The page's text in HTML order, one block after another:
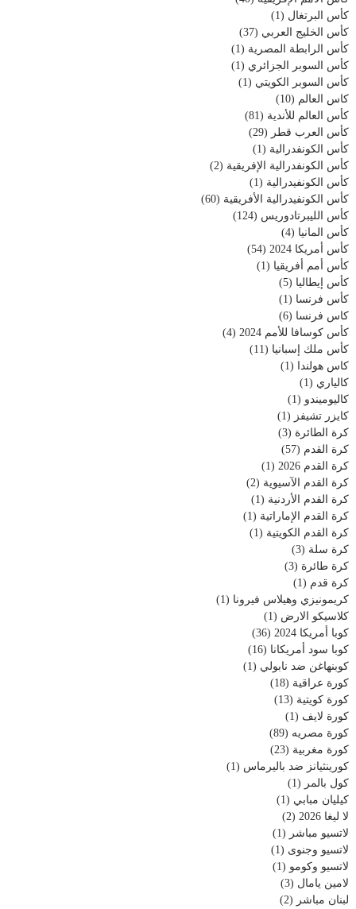
كأس البرتغال (1)
كأس الخليج العربي (37)
كأس الرابطة المصرية (1)
كأس السوبر الجزائري (1)
كأس السوبر الكويتي (1)
كاس العالم (10)
كأس العالم للأندية (81)
كأس العرب قطر (29)
كأس الكونفدرالية (1)
كأس الكونفدرالية الإفريقية (2)
كأس الكونفيدرالية (1)
كأس الكونفيدرالية الأفريقية (60)
كأس الليبرتادوريس (124)
كأس المانيا (4)
كأس أمريكا 2024
(54)
كأس أمم أفريقيا (1)
كأس إيطاليا (5)
كأس فرنسا (1)
كاس فرنسا (6)
كأس كوسافا للأمم 2024
(4)
كأس ملك إسبانيا (11)
كاس هولندا (1)
كالياري (1)
كاليوميندو (1)
كايزر تشيفز (1)
كرة الطائرة (3)
كرة القدم (57)
كرة القدم 2026
(1)
كرة القدم الآسيوية (2)
كرة القدم الأردنية (1)
كرة القدم الإماراتية (1)
كرة القدم الكويتية (1)
كرة سلة (3)
كرة طائرة (3)
كرة قدم (1)
كريمونيزي وهيلاس فيرونا (1)
كلاسيكو الارض (1)
كوبا أمريكا 2024
(36)
كوبا سود أمريكانا (16)
كوبنهاغن ضد نابولي (1)
كورة عراقية (18)
كورة كويتية (13)
كورة لايف (1)
كورة مصريه (89)
كورة مغربية (23)
كورينثيانز ضد باليرماس (1)
كول بالمر (1)
كيليان مبابي (1)
لا ليغا 2026
(2)
لاتسيو مباشر (1)
لاتسيو وجنوى (1)
لاتسيو وكومو (1)
لامين يامال (3)
لبنان مباشر (2)